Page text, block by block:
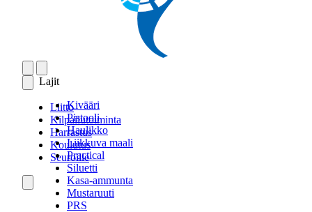
Lajit
Kivääri
Pistooli
Haulikko
Liikkuva maali
Practical
Siluetti
Kasa-ammunta
Mustaruuti
PRS
Liitto
Kilpailutoiminta
Harrastus
Koulutus
Seuroille